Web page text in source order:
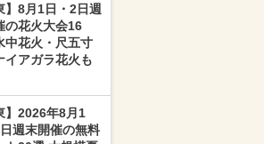
】8月1日・2日週
の花火大会16
中花火・尺五寸
イアガラ花火も
】2026年8月1
週末開催の無料